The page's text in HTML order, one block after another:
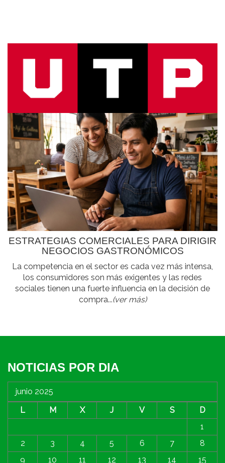
ESTRATEGIAS COMERCIALES PARA DIRIGIR
NEGOCIOS GASTRONÓMICOS
La competencia en el sector es cada vez más intensa,
los consumidores son más exigentes y las redes
sociales tienen una fuerte influencia en la decisión de
compra...(ver más)
NOTICIAS POR DIA
junio 2025
L
M X J V S
D
1
2
3 4 5 6 7
8
9
10 11 12 13 14 15